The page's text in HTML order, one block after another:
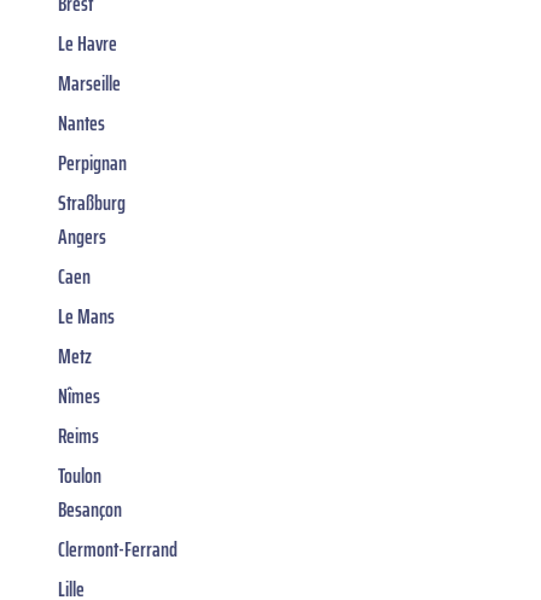
Le Havre
Marseille
Nantes
Perpignan
Straßburg
Angers
Caen
Le Mans
Metz
Nîmes
Reims
Toulon
Besançon
Clermont-Ferrand
Lille